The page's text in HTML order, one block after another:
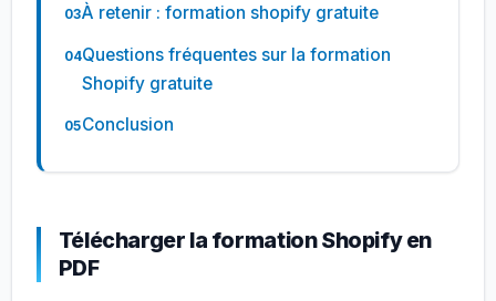
À retenir : formation shopify gratuite
Questions fréquentes sur la formation
Shopify gratuite
Conclusion
Télécharger la formation Shopify en
PDF